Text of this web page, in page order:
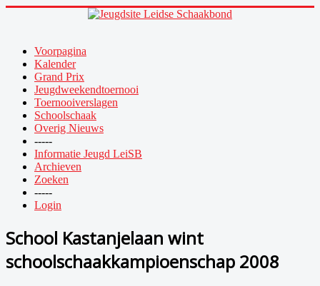
Voorpagina
Kalender
Grand Prix
Jeugdweekendtoernooi
Toernooiverslagen
Schoolschaak
Overig Nieuws
-----
Informatie Jeugd LeiSB
Archieven
Zoeken
-----
Login
School Kastanjelaan wint
schoolschaakkampioenschap 2008